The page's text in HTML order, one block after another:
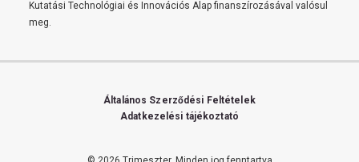
Kutatási Technológiai és Innovációs Alap finanszírozásával valósul
meg.
Általános Szerződési Feltételek
Adatkezelési tájékoztató